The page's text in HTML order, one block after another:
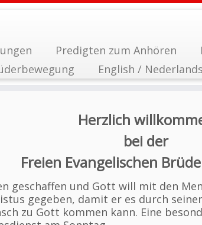
Predigten zum Anhören
English / Nederlands
Herzlich
bei der
Freien Evangelischen
geschaffen und Gott will mit den
gegeben, damit er es durch
zu Gott kommen kann. Eine